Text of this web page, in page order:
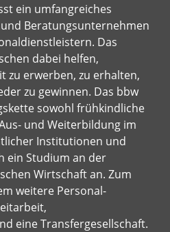
ein umfangreiches
Beratungsunternehmen
Das
dabei helfen,
zu erwerben, zu erhalten,
zu gewinnen. Das bbw
sowohl frühkindliche
und Weiterbildung im
Institutionen und
ein Studium an der
Wirtschaft an. Zum
weitere Personal-
eine Transfergesellschaft.